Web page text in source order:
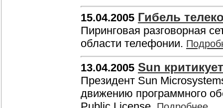
15.04.2005 Гибель
Пиринговая разговорная
области телефонии.
13.04.2005 Sun
Президент Sun
движению программного